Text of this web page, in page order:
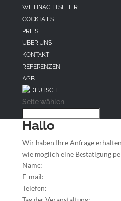
WEIHNACHTSFEIER
COCKTAILS
PREISE
ÜBER UNS
KONTAKT
REFERENZEN
AGB
Seite wählen
Hallo
Wir haben Ihre Anfrage
wie möglich eine Bestätigung
Name:
E-mail:
Telefon:
Tag der Veranstaltung: